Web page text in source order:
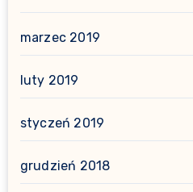
marzec 2019
luty 2019
styczeń 2019
grudzień 2018